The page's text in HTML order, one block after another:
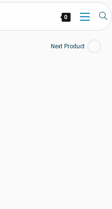
0
Next Product